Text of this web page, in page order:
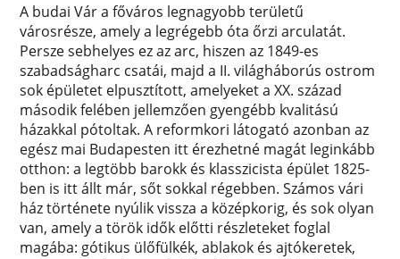
A budai Vár a főváros legnagyobb területű
városrésze, amely a legrégebb óta őrzi arculatát.
Persze sebhelyes ez az arc, hiszen az 1849-es
szabadságharc csatái, majd a II. világháborús ostrom
sok épületet elpusztított, amelyeket a XX. század
második felében jellemzően gyengébb kvalitású
házakkal pótoltak. A reformkori látogató azonban az
egész mai Budapesten itt érezhetné magát leginkább
otthon: a legtöbb barokk és klasszicista épület 1825-
ben is itt állt már, sőt sokkal régebben. Számos vári
ház története nyúlik vissza a középkorig, és sok olyan
van, amely a török idők előtti részleteket foglal
magába: gótikus ülőfülkék, ablakok és ajtókeretek,